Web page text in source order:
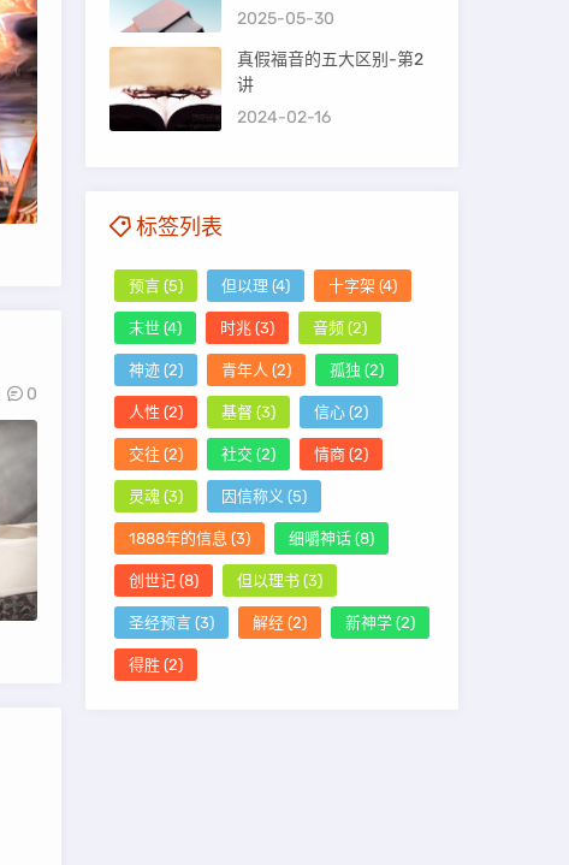
0
2025-05-30
真假福音的五大区别-第2
讲
2024-02-16
标签列表
预言 (5) 但以理 (4) 十字架 (4)
末世 (4) 时兆 (3) 音频 (2)
神迹 (2) 青年人 (2) 孤独 (2)
人性 (2) 基督 (3) 信心 (2)
交往 (2) 社交 (2) 情商 (2)
灵魂 (3) 因信称义 (5)
1888年的信息 (3) 细嚼神话 (8)
创世记 (8) 但以理书 (3)
圣经预言 (3) 解经 (2) 新神学 (2)
得胜 (2)